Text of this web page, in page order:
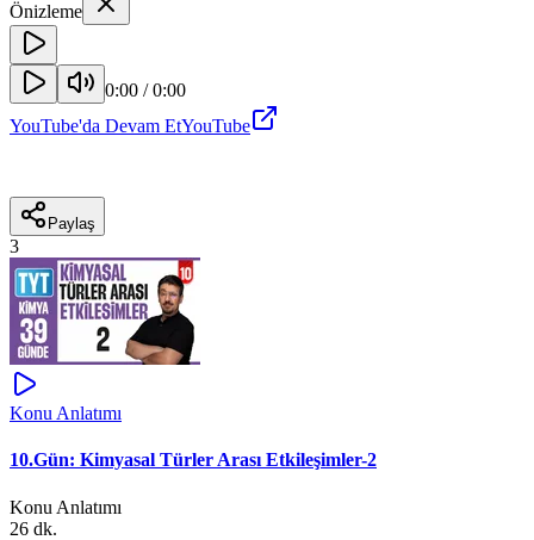
Önizleme
0:00 /0:00
YouTube'da Devam EtYouTube
Paylaş
3
Konu Anlatımı
10.Gün: Kimyasal Türler Arası Etkileşimler-2
Konu Anlatımı
26 dk.